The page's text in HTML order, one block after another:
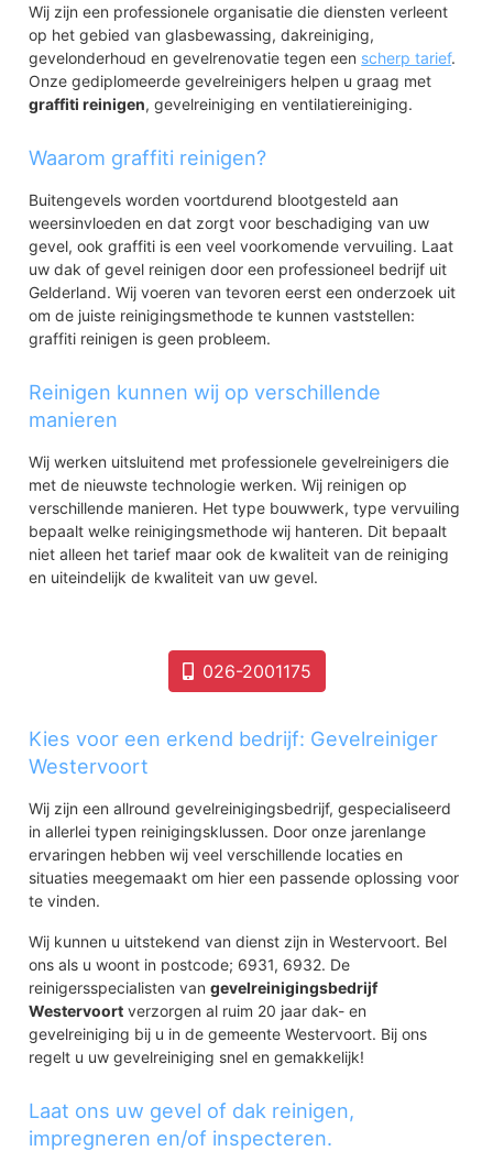
De Leigraaf-De Steenderens
De Ganzepoel-Schans
Wij zijn een professionele organisatie die diensten verleent
op het gebied van glasbewassing, dakreiniging,
gevelonderhoud en gevelrenovatie tegen een scherp tarief.
Onze gediplomeerde gevelreinigers helpen u graag met
graffiti reinigen, gevelreiniging en ventilatiereiniging.
Waarom graffiti reinigen?
Buitengevels worden voortdurend blootgesteld aan
weersinvloeden en dat zorgt voor beschadiging van uw
gevel, ook graffiti is een veel voorkomende vervuiling. Laat
uw dak of gevel reinigen door een professioneel bedrijf uit
Gelderland. Wij voeren van tevoren eerst een onderzoek uit
om de juiste reinigingsmethode te kunnen vaststellen:
graffiti reinigen is geen probleem.
Reinigen kunnen wij op verschillende
manieren
Wij werken uitsluitend met professionele gevelreinigers die
met de nieuwste technologie werken. Wij reinigen op
verschillende manieren. Het type bouwwerk, type vervuiling
bepaalt welke reinigingsmethode wij hanteren. Dit bepaalt
niet alleen het tarief maar ook de kwaliteit van de reiniging
en uiteindelijk de kwaliteit van uw gevel.
026-2001175
Kies voor een erkend bedrijf: Gevelreiniger
Westervoort
Wij zijn een allround gevelreinigingsbedrijf, gespecialiseerd
in allerlei typen reinigingsklussen. Door onze jarenlange
ervaringen hebben wij veel verschillende locaties en
situaties meegemaakt om hier een passende oplossing voor
te vinden.
Wij kunnen u uitstekend van dienst zijn in Westervoort. Bel
ons als u woont in postcode; 6931, 6932. De
reinigersspecialisten vangevelreinigingsbedrijf
Westervoort verzorgen al ruim 20 jaar dak- en
gevelreiniging bij u in de gemeente Westervoort. Bij ons
regelt u uw gevelreiniging snel en gemakkelijk!
Laat ons uw gevel of dak reinigen,
impregneren en/of inspecteren.